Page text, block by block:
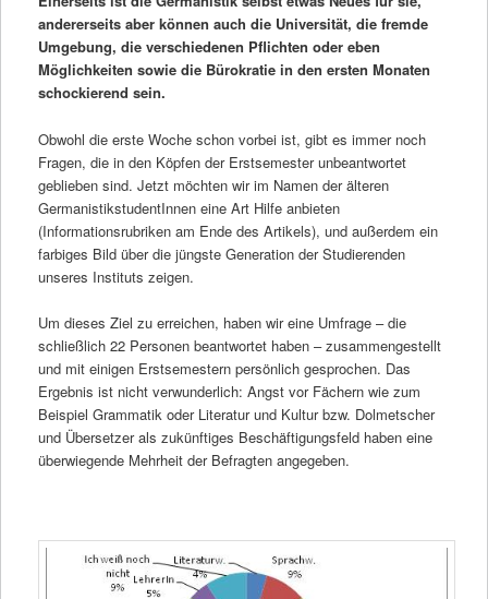
andererseits aber können auch die Universität, die fremde
Umgebung, die verschiedenen Pflichten oder eben
Möglichkeiten sowie die Bürokratie in den ersten Monaten
schockierend sein.
Obwohl die erste Woche schon vorbei ist, gibt es immer noch
Fragen, die in den Köpfen der Erstsemester unbeantwortet
geblieben sind. Jetzt möchten wir im Namen der älteren
GermanistikstudentInnen eine Art Hilfe anbieten
(Informationsrubriken am Ende des Artikels), und außerdem ein
farbiges Bild über die jüngste Generation der Studierenden
unseres Instituts zeigen.
Um dieses Ziel zu erreichen, haben wir eine Umfrage – die
schließlich 22 Personen beantwortet haben – zusammengestellt
und mit einigen Erstsemestern persönlich gesprochen. Das
Ergebnis ist nicht verwunderlich: Angst vor Fächern wie zum
Beispiel Grammatik oder Literatur und Kultur bzw. Dolmetscher
und Übersetzer als zukünftiges Beschäftigungsfeld haben eine
überwiegende Mehrheit der Befragten angegeben.